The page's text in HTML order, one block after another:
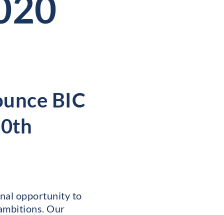
BIC
opportunity to
Our